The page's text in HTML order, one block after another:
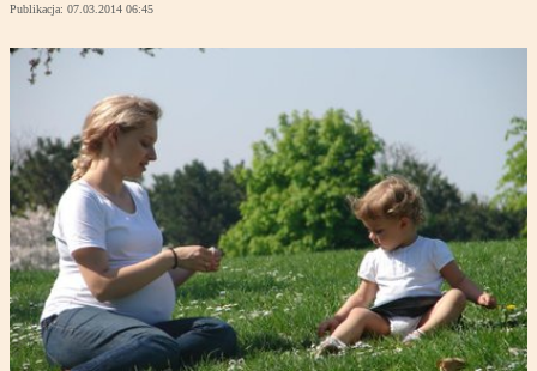
Publikacja: 07.03.2014 06:45